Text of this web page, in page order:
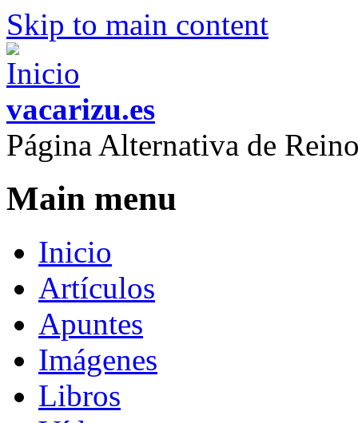
Skip to main content
vacarizu.es
Página Alternativa de
Main menu
Inicio
Artículos
Apuntes
Imágenes
Libros